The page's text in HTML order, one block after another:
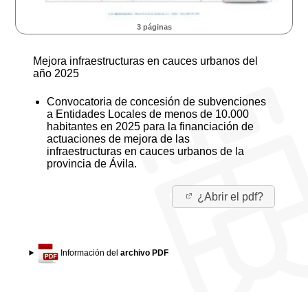
3 páginas
Mejora infraestructuras en cauces urbanos del
año 2025
Convocatoria de concesión de subvenciones
a Entidades Locales de menos de 10.000
habitantes en 2025 para la financiación de
actuaciones de mejora de las
infraestructuras en cauces urbanos de la
provincia de Ávila.
¿Abrir el pdf?
Información delarchivo PDF